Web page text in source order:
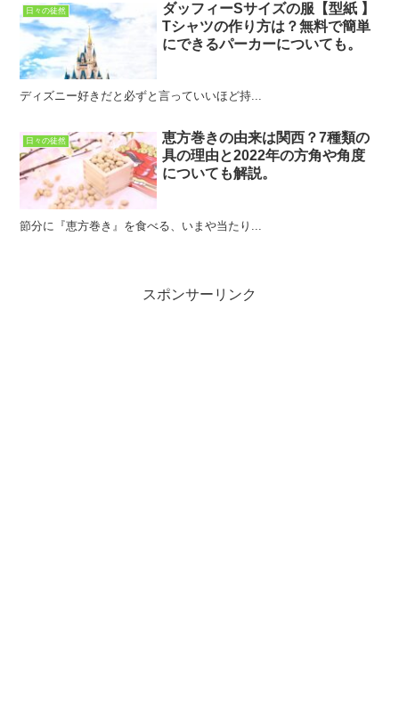
日々の徒然
ダッフィーSサイズの服【型紙 】
Tシャツの作り方は？無料で簡単
にできるパーカーについても。
ディズニー好きだと必ずと言っていいほど持...
日々の徒然
恵方巻きの由来は関西？7種類の
具の理由と2022年の方角や角度
についても解説。
節分に『恵方巻き』を食べる、いまや当たり...
スポンサーリンク